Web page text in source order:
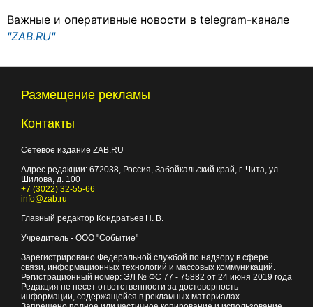
Важные и оперативные новости в telegram-канале
"ZAB.RU"
Размещение рекламы
Контакты
Сетевое издание ZAB.RU
Адрес редакции: 672038, Россия, Забайкальский край, г. Чита, ул.
Шилова, д. 100
+7 (3022) 32-55-66
info@zab.ru
Главный редактор Кондратьев Н. В.
Учредитель - ООО "Событие"
Зарегистрировано Федеральной службой по надзору в сфере
связи, информационных технологий и массовых коммуникаций.
Регистрационный номер: ЭЛ № ФС 77 - 75882 от 24 июня 2019 года
Редакция не несет ответственности за достоверность
информации, содержащейся в рекламных материалах